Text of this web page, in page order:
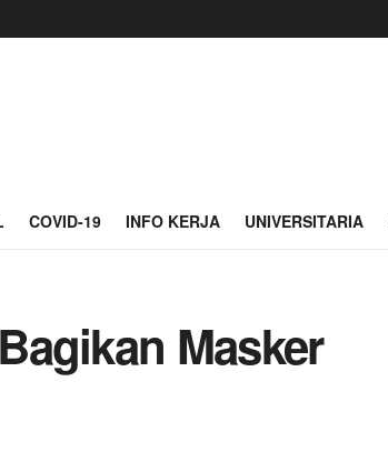
COVID-19 INFO KERJA UNIVERSITARIA
Masker